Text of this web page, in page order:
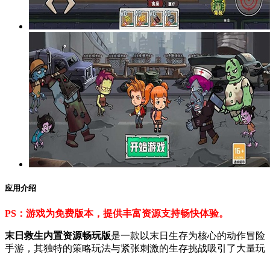
应用介绍
PS：游戏为免费版本，提供丰富资源支持畅快体验。
末日救生内置资源畅玩版是一款以末日生存为核心的动作冒险
手游，其独特的策略玩法与紧张刺激的生存挑战吸引了大量玩